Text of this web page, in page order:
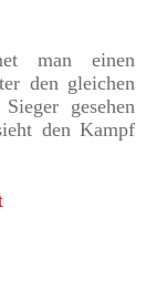
man einen
den gleichen
gesehen
den Kampf